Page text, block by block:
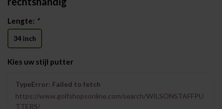
Lengte: *
34 inch
Kies uw stijl putter
TypeError: Failed to fetch
https://www.golfshopsonline.com/search/WILSONSTAFFPU
TTERS/